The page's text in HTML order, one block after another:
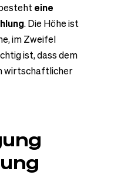
eine
. Die Höhe ist
im Zweifel
ist, dass dem
wirtschaftlicher